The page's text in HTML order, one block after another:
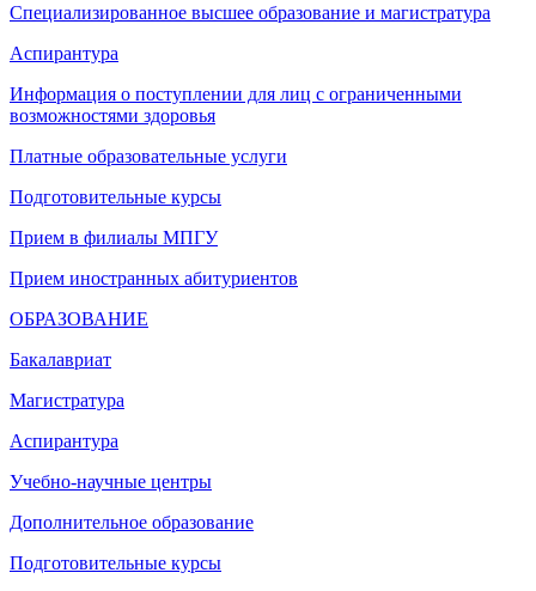
Специализированное высшее образование и магистратура
Аспирантура
Информация о поступлении для лиц с ограниченными
возможностями здоровья
Платные образовательные услуги
Подготовительные курсы
Прием в филиалы МПГУ
Прием иностранных абитуриентов
ОБРАЗОВАНИЕ
Бакалавриат
Магистратура
Аспирантура
Учебно-научные центры
Дополнительное образование
Подготовительные курсы